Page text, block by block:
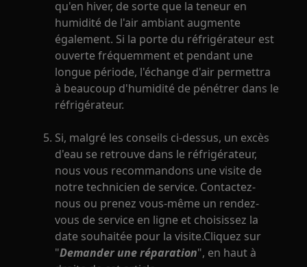
qu'en hiver, de sorte que la teneur en
humidité de l'air ambiant augmente
également. Si la porte du réfrigérateur est
ouverte fréquemment et pendant une
longue période, l'échange d'air permettra
à beaucoup d'humidité de pénétrer dans le
réfrigérateur.
Si, malgré les conseils ci-dessus, un excès
d'eau se retrouve dans le réfrigérateur,
nous vous recommandons une visite de
notre technicien de service. Contactez-
nous ou prenez vous-même un rendez-
vous de service en ligne et choisissez la
date souhaitée pour la visite.Cliquez sur
"Demander une réparation", en haut à